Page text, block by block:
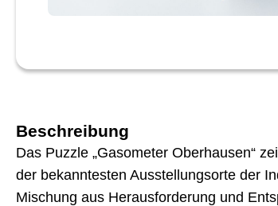
Beschreibung
Das Puzzle „Gasometer Oberhausen“
der bekanntesten Ausstellungsorte der
Mischung aus Herausforderung und